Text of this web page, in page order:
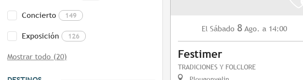
Concierto 149
Exposición 126
Mostrar todo (20)
El Sábado 8 Ago. a 14:00
Festimer
TRADICIONES Y FOLCLORE